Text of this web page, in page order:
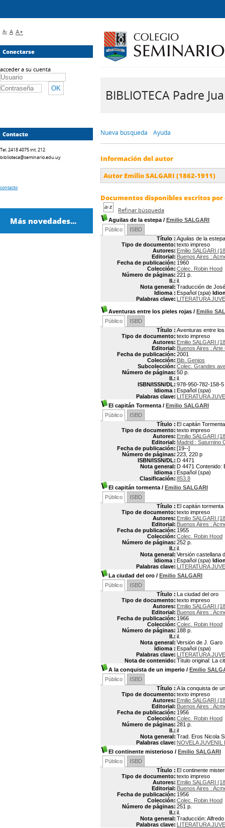
BIBLIOTECA Padre
Nueva búsqueda Ayuda
Información del autor
Autor Emilio SALGARI (1862-1911)
Documentos disponibles escritos
Refinar búsqueda
Aguilas de la estepa / Emilio SALGARI
Público
ISBD
Título : Aguilas de la estepa
Tipo de documento: texto impreso
Autores: Emilio SALGARI
Editorial: Buenos Aires :
Fecha de publicación: 1960
Colección: Colec. Robin Hood
Número de páginas: 221 p.
Il.: il.
Nota general: Traducción de
Idioma : Español (spa)
Palabras clave: LITERATURA
Aventuras entre los pieles rojas / Emilio
Público
ISBD
Título : Aventuras entre
Tipo de documento: texto impreso
Autores: Emilio SALGARI
Editorial: Buenos Aires :
Fecha de publicación: 2001
Colección: Bib. Genios
Subcolección: Colec. Grandes
Número de páginas: 50 p.
Il.: il.
ISBN/ISSN/DL: 978-950-782-158-5
Idioma : Español (spa)
Palabras clave: LITERATURA
El capitán Tormenta / Emilio SALGARI
Público
ISBD
Título : El capitán Tormenta
Tipo de documento: texto impreso
Autores: Emilio SALGARI
Editorial: Madrid : Saturnino
Fecha de publicación: [19--]
Número de páginas: 223, 220 p
ISBN/ISSN/DL: D 4471
Nota general: D 4471 Contenido:
Idioma : Español (spa)
Clasificación: 853.8
El capitán tormenta / Emilio SALGARI
Público
ISBD
Título : El capitán tormenta
Tipo de documento: texto impreso
Autores: Emilio SALGARI
Editorial: Buenos Aires :
Fecha de publicación: 1955
Colección: Colec. Robin Hood
Número de páginas: 252 p.
Il.: il.
Nota general: Versión castellana
Idioma : Español (spa)
Palabras clave: LITERATURA
La ciudad del oro / Emilio SALGARI
Público
ISBD
Título : La ciudad del oro
Tipo de documento: texto impreso
Autores: Emilio SALGARI
Editorial: Buenos Aires :
Fecha de publicación: 1966
Colección: Colec. Robin Hood
Número de páginas: 188 p.
Il.: il.
Nota general: Versión de J. Garo
Idioma : Español (spa)
Palabras clave: LITERATURA
Nota de contenido: Tìtulo original: La
A la conquista de un imperio / Emilio
Público
ISBD
Título : A la conquista de
Tipo de documento: texto impreso
Autores: Emilio SALGARI
Editorial: Buenos Aires :
Fecha de publicación: 1956
Colección: Colec. Robin Hood
Número de páginas: 281 p.
Il.: il
Nota general: Trad. Eros Nicola
Palabras clave: NOVELA JUVENIL
El continente misterioso / Emilio SALGARI
Público
ISBD
Título : El continente
Tipo de documento: texto impreso
Autores: Emilio SALGARI
Editorial: Buenos Aires :
Fecha de publicación: 1956
Colección: Colec. Robin Hood
Número de páginas: 251 p.
Il.: il.
Nota general: Traducción:
Palabras clave: LITERATURA
A- A A+
Conectarse
acceder a su cuenta
Contacto
Tel. 2418 4075 int. 212
biblioteca@seminario.edu.uy
contacto
Más novedades...